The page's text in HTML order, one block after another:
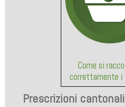
Come si
correttamente i
Prescrizioni